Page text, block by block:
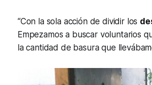
“Con la sola acción de dividir los
Empezamos a buscar voluntarios
la cantidad de basura que